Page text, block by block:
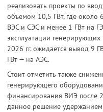
реализовать проекты по
объемом 10,5 ГВт, где около
ВЭС и СЭС и менее 1 ГВт на
эксплуатации
2026 гг. ожидается вывод 9
ГВт — на АЭС.
Стоит отметить также
генерирующего
финансирования ВИЭ после
данное решение